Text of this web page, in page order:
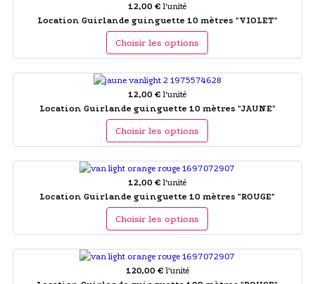
12,00 € l'unité
Location Guirlande guinguette 10 mètres "VIOLET"
Choisir les options
12,00 € l'unité
Location Guirlande guinguette 10 mètres "JAUNE"
Choisir les options
12,00 € l'unité
Location Guirlande guinguette 10 mètres "ROUGE"
Choisir les options
120,00 € l'unité